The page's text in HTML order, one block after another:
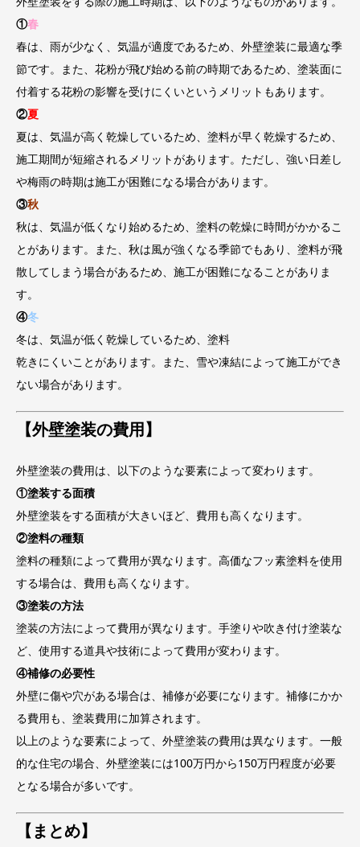
①春
春は、雨が少なく、気温が適度であるため、外壁塗装に最適な季
節です。また、花粉が飛び始める前の時期であるため、塗装面に
付着する花粉の影響を受けにくいというメリットもあります。
②夏
夏は、気温が高く乾燥しているため、塗料が早く乾燥するため、
施工期間が短縮されるメリットがあります。ただし、強い日差し
や梅雨の時期は施工が困難になる場合があります。
③秋
秋は、気温が低くなり始めるため、塗料の乾燥に時間がかかるこ
とがあります。また、秋は風が強くなる季節でもあり、塗料が飛
散してしまう場合があるため、施工が困難になることがありま
す。
④冬
冬は、気温が低く乾燥しているため、塗料
乾きにくいことがあります。また、雪や凍結によって施工ができ
ない場合があります。
【外壁塗装の費用】
外壁塗装の費用は、以下のような要素によって変わります。
①塗装する面積
外壁塗装をする面積が大きいほど、費用も高くなります。
②塗料の種類
塗料の種類によって費用が異なります。高価なフッ素塗料を使用
する場合は、費用も高くなります。
③塗装の方法
塗装の方法によって費用が異なります。手塗りや吹き付け塗装な
ど、使用する道具や技術によって費用が変わります。
④補修の必要性
外壁に傷や穴がある場合は、補修が必要になります。補修にかか
る費用も、塗装費用に加算されます。
以上のような要素によって、外壁塗装の費用は異なります。一般
的な住宅の場合、外壁塗装には100万円から150万円程度が必要
となる場合が多いです。
【まとめ】